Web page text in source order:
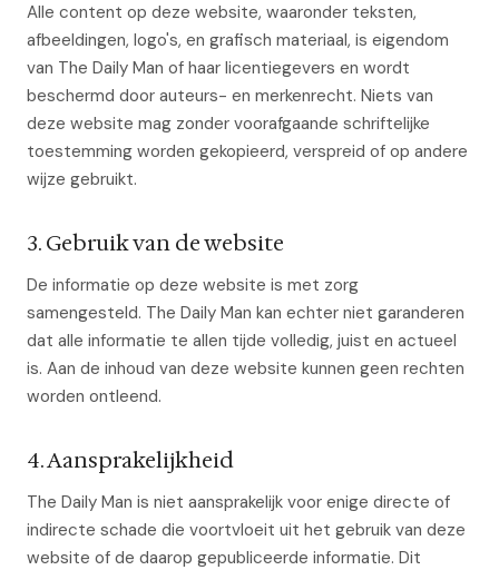
Alle content op deze website, waaronder teksten,
afbeeldingen, logo's, en grafisch materiaal, is eigendom
van The Daily Man of haar licentiegevers en wordt
beschermd door auteurs- en merkenrecht. Niets van
deze website mag zonder voorafgaande schriftelijke
toestemming worden gekopieerd, verspreid of op andere
wijze gebruikt.
3. Gebruik van de website
De informatie op deze website is met zorg
samengesteld. The Daily Man kan echter niet garanderen
dat alle informatie te allen tijde volledig, juist en actueel
is. Aan de inhoud van deze website kunnen geen rechten
worden ontleend.
4. Aansprakelijkheid
The Daily Man is niet aansprakelijk voor enige directe of
indirecte schade die voortvloeit uit het gebruik van deze
website of de daarop gepubliceerde informatie. Dit